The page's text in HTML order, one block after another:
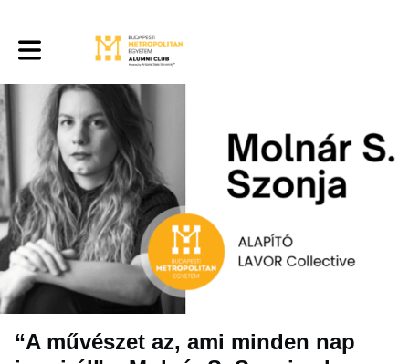
Toggle main navigation
“A művészet az, ami minden nap